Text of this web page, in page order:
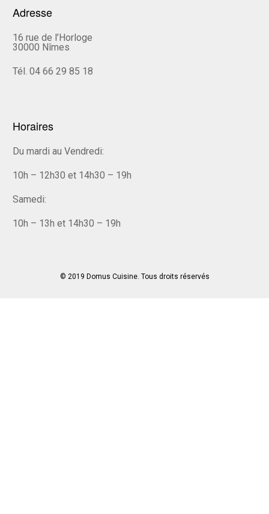
Adresse
16 rue de l’Horloge
30000 Nîmes
Tél. 04 66 29 85 18
Horaires
Du mardi au Vendredi:
10h – 12h30 et 14h30 – 19h
Samedi:
10h – 13h et 14h30 – 19h
© 2019 Domus Cuisine. Tous droits réservés